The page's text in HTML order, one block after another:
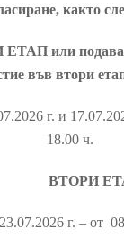
както
или
във втори
г. и
18.00 ч.
ВТОРИ
г. – от